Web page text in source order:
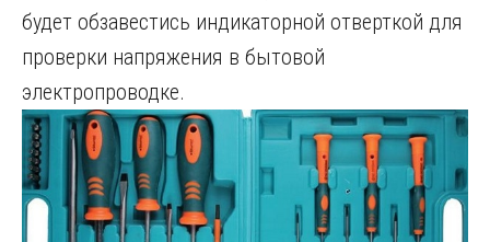
будет обзавестись индикаторной отверткой для
проверки напряжения в бытовой
электропроводке.